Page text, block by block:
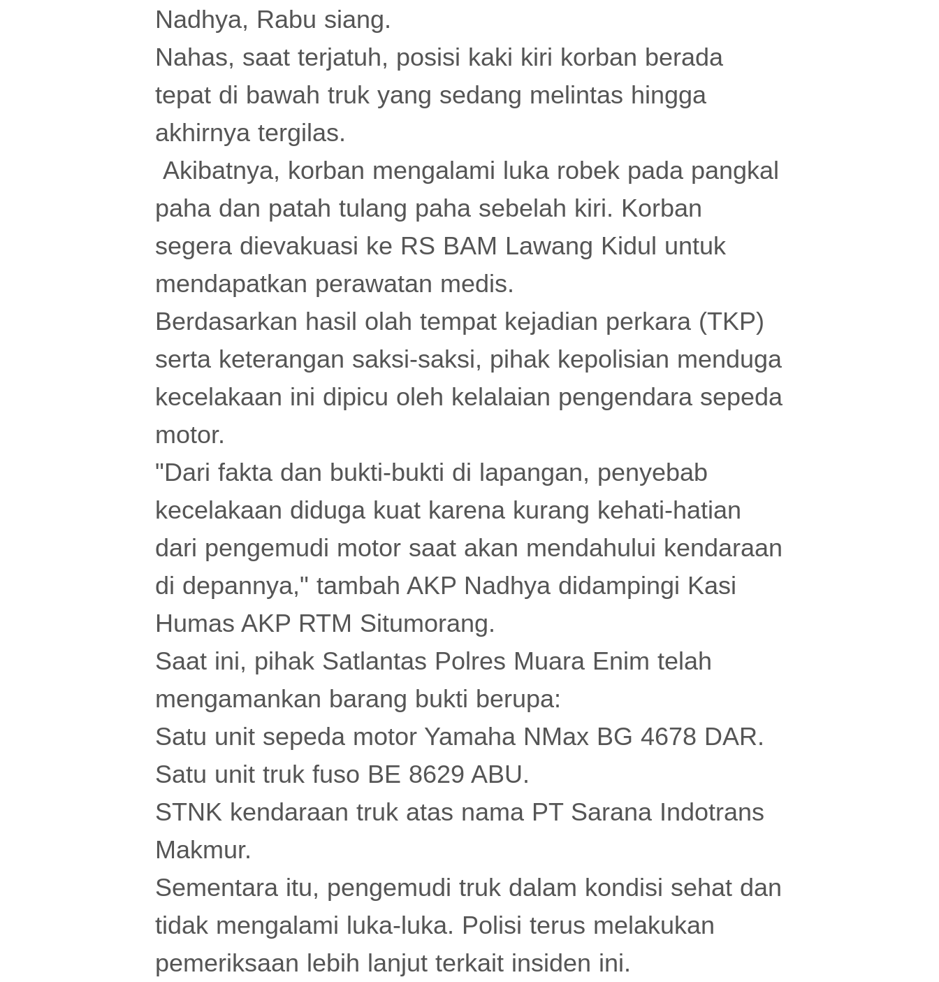
Nadhya, Rabu siang.
Nahas, saat terjatuh, posisi kaki kiri korban berada
tepat di bawah truk yang sedang melintas hingga
akhirnya tergilas.
Akibatnya, korban mengalami luka robek pada pangkal
paha dan patah tulang paha sebelah kiri. Korban
segera dievakuasi ke RS BAM Lawang Kidul untuk
mendapatkan perawatan medis.
Berdasarkan hasil olah tempat kejadian perkara (TKP)
serta keterangan saksi-saksi, pihak kepolisian menduga
kecelakaan ini dipicu oleh kelalaian pengendara sepeda
motor.
"Dari fakta dan bukti-bukti di lapangan, penyebab
kecelakaan diduga kuat karena kurang kehati-hatian
dari pengemudi motor saat akan mendahului kendaraan
di depannya," tambah AKP Nadhya didampingi Kasi
Humas AKP RTM Situmorang.
Saat ini, pihak Satlantas Polres Muara Enim telah
mengamankan barang bukti berupa:
Satu unit sepeda motor Yamaha NMax BG 4678 DAR.
Satu unit truk fuso BE 8629 ABU.
STNK kendaraan truk atas nama PT Sarana Indotrans
Makmur.
Sementara itu, pengemudi truk dalam kondisi sehat dan
tidak mengalami luka-luka. Polisi terus melakukan
pemeriksaan lebih lanjut terkait insiden ini.